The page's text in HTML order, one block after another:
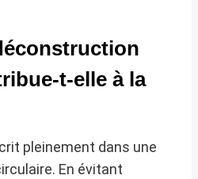
t-elle à la
pleinement dans une
En évitant